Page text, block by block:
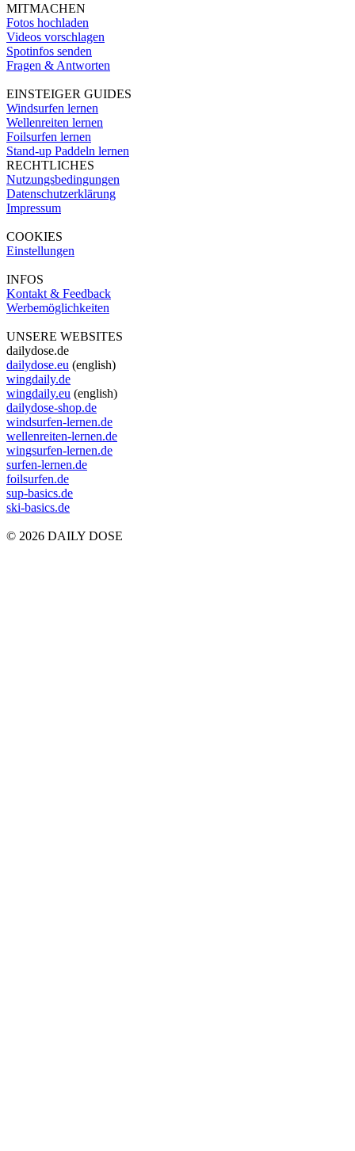
MITMACHEN
Fotos hochladen
Videos vorschlagen
Spotinfos senden
Fragen & Antworten
EINSTEIGER GUIDES
Windsurfen lernen
Wellenreiten lernen
Foilsurfen lernen
Stand-up Paddeln lernen
RECHTLICHES
Nutzungsbedingungen
Datenschutzerklärung
Impressum
COOKIES
Einstellungen
INFOS
Kontakt & Feedback
Werbemöglichkeiten
UNSERE WEBSITES
dailydose.de
dailydose.eu (english)
wingdaily.de
wingdaily.eu (english)
dailydose-shop.de
windsurfen-lernen.de
wellenreiten-lernen.de
wingsurfen-lernen.de
surfen-lernen.de
foilsurfen.de
sup-basics.de
ski-basics.de
© 2026 DAILY DOSE